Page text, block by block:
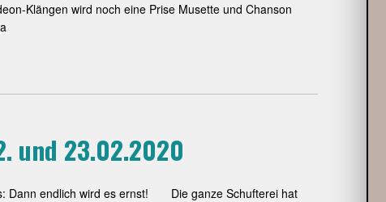
Klängen wird noch eine Prise Musette und Chanson
und 23.02.2020
Dann endlich wird es ernst! Die ganze Schufterei hat